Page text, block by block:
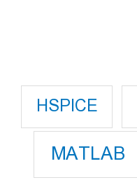
HSPICE
MATLAB